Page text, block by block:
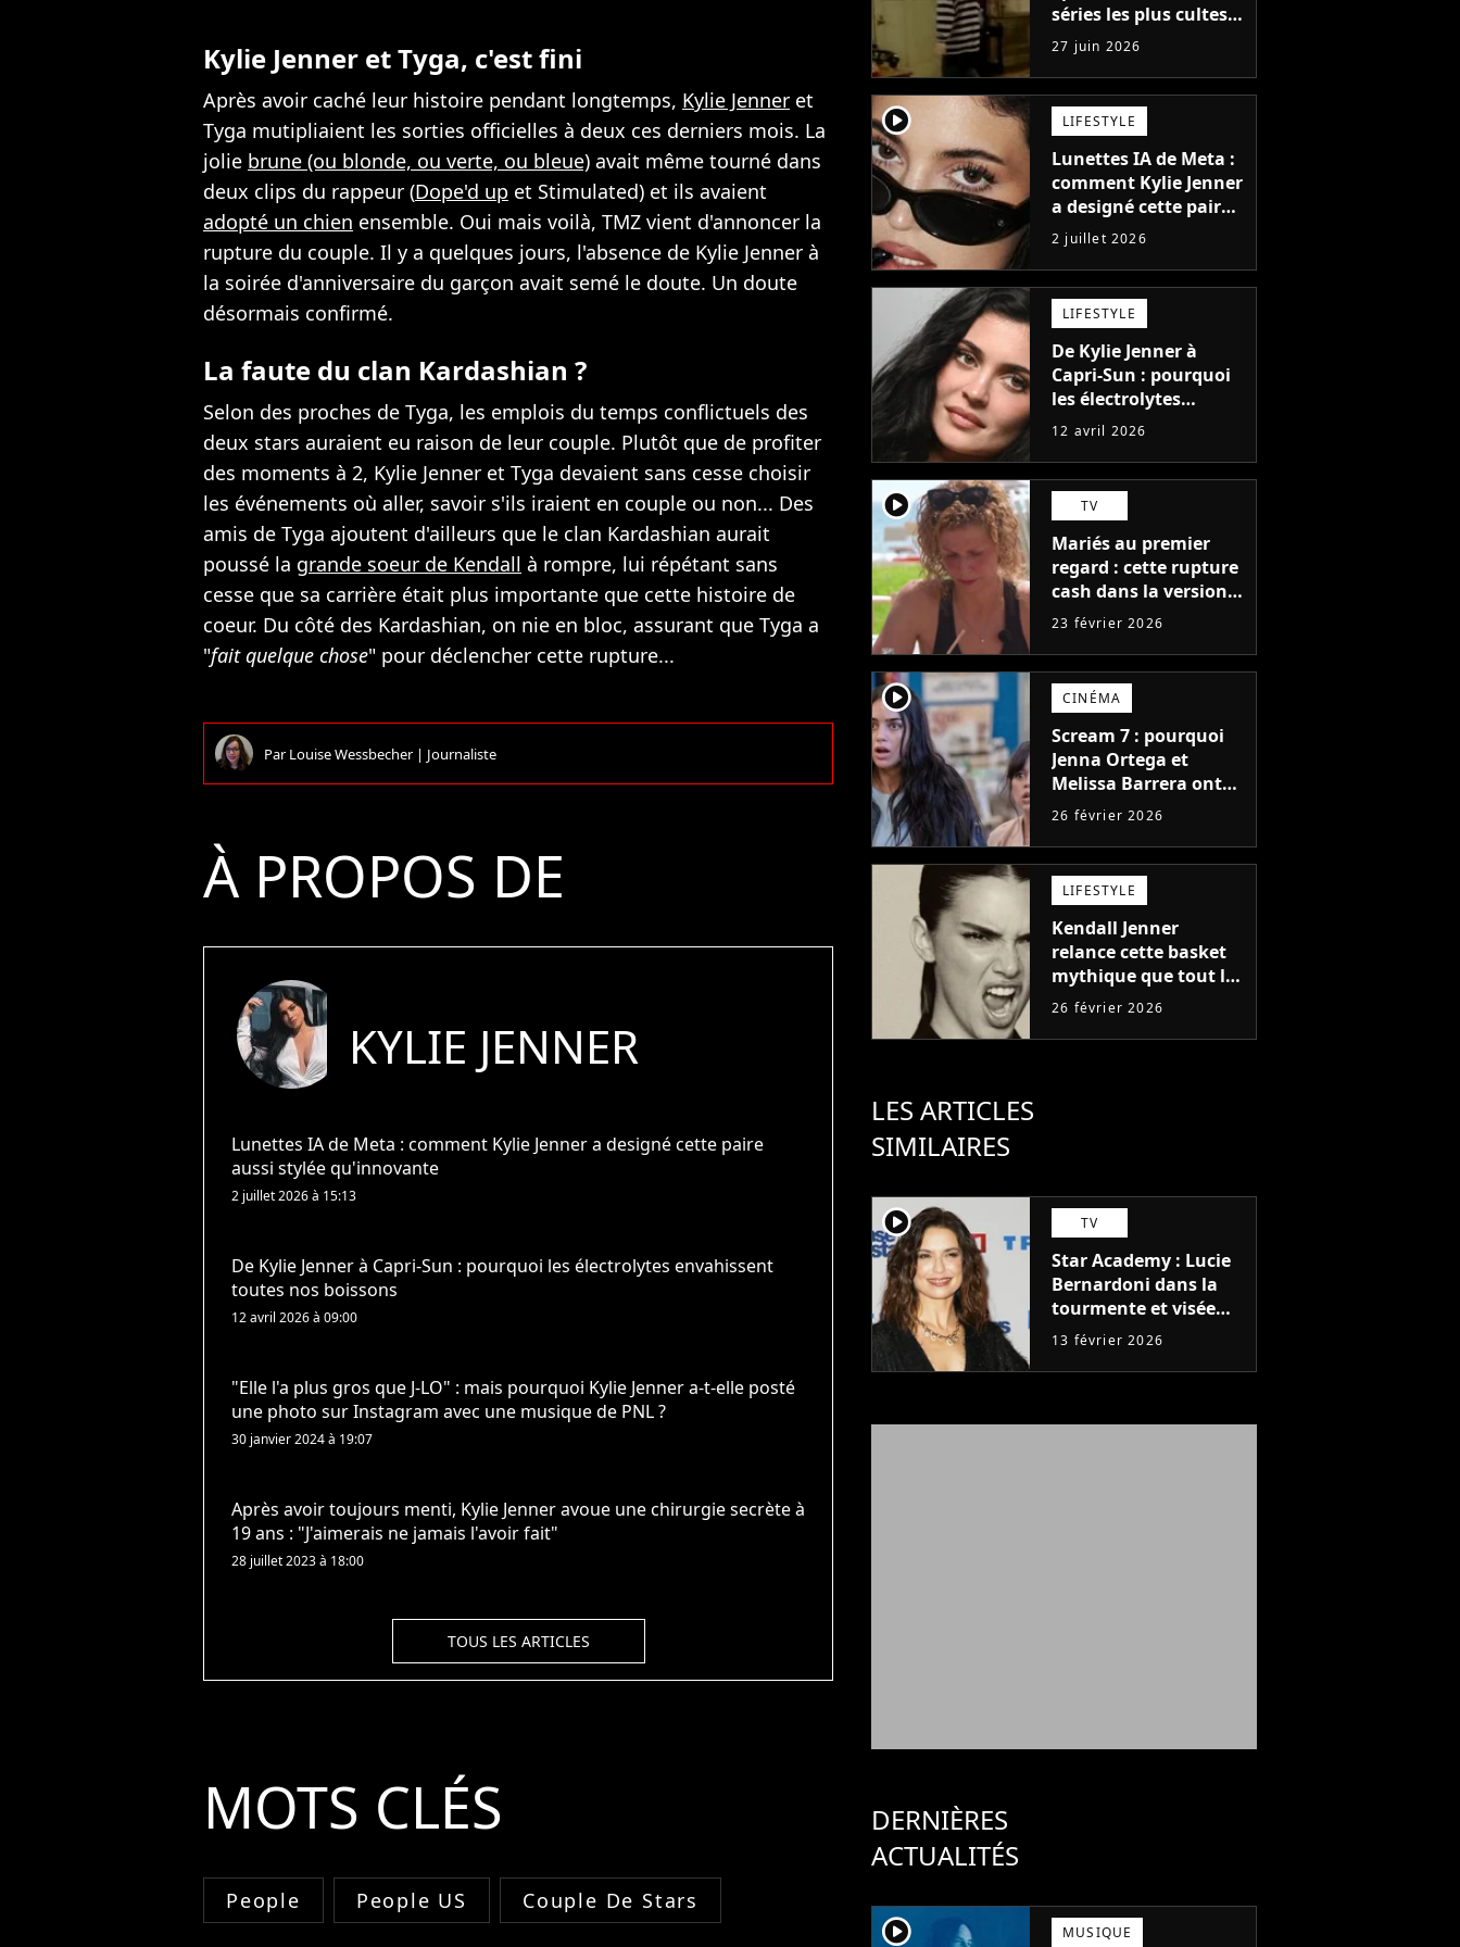
Kylie Jenner et Tyga, c'est fini
Après avoir caché leur histoire pendant longtemps, Kylie Jenner et
Tyga mutipliaient les sorties officielles à deux ces derniers mois. La
jolie brune (ou blonde, ou verte, ou bleue) avait même tourné dans
deux clips du rappeur (Dope'd up et Stimulated) et ils avaient
adopté un chien ensemble. Oui mais voilà, TMZ vient d'annoncer la
rupture du couple. Il y a quelques jours, l'absence de Kylie Jenner à
la soirée d'anniversaire du garçon avait semé le doute. Un doute
désormais confirmé.
La faute du clan Kardashian ?
Selon des proches de Tyga, les emplois du temps conflictuels des
deux stars auraient eu raison de leur couple. Plutôt que de profiter
des moments à 2, Kylie Jenner et Tyga devaient sans cesse choisir
les événements où aller, savoir s'ils iraient en couple ou non... Des
amis de Tyga ajoutent d'ailleurs que le clan Kardashian aurait
poussé la grande soeur de Kendall à rompre, lui répétant sans
cesse que sa carrière était plus importante que cette histoire de
coeur. Du côté des Kardashian, on nie en bloc, assurant que Tyga a
"fait quelque chose" pour déclencher cette rupture...
ParLouise Wessbecher | Journaliste
À PROPOS DE
KYLIE JENNER
Lunettes IA de Meta : comment Kylie Jenner a designé cette paire
aussi stylée qu'innovante
2 juillet 2026 à 15:13
De Kylie Jenner à Capri-Sun : pourquoi les électrolytes envahissent
toutes nos boissons
12 avril 2026 à 09:00
"Elle l'a plus gros que J-LO" : mais pourquoi Kylie Jenner a-t-elle posté
une photo sur Instagram avec une musique de PNL ?
30 janvier 2024 à 19:07
Après avoir toujours menti, Kylie Jenner avoue une chirurgie secrète à
19 ans : "J'aimerais ne jamais l'avoir fait"
28 juillet 2023 à 18:00
TOUS LES ARTICLES
MOTS CLÉS
People People US Couple De Stars
séries les plus cultes,
cet acteur est
désormais livreur
chez Amazon : "Il faut
faire ce qu’il faut pour
survivre"
27 juin 2026
player2 LIFESTYLE
Lunettes IA de Meta :
comment Kylie Jenner
a designé cette paire
aussi stylée
qu'innovante
2 juillet 2026
LIFESTYLE
De Kylie Jenner à
Capri-Sun : pourquoi
les électrolytes
envahissent toutes
12 avril 2026
player2 TV
Mariés au premier
regard : cette rupture
cash dans la version
belge choque les fans
23 février 2026
player2 CINÉMA
Scream 7 : pourquoi
Jenna Ortega et
Melissa Barrera ont
disparu du film, et ce
vraiment
26 février 2026
LIFESTYLE
Kendall Jenner
relance cette basket
mythique que tout le
monde portait en
26 février 2026
LES ARTICLES
SIMILAIRES
player2 TV
Star Academy : Lucie
Bernardoni dans la
tourmente et visée
par une plainte de
que l'on sait
13 février 2026
DERNIÈRES
ACTUALITÉS
player2 MUSIQUE